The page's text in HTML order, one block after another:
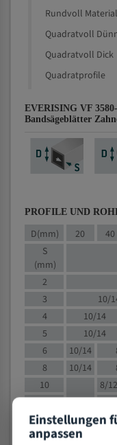
Rundvoll
Quadratvoll
Quadratvoll Dick
Quadratprofile
EVERISING VF
Bandsägeblätter
PROFILE UND
D(mm) 20 40
S
(mm)
2
3
10/
4
10/14
5
10/14
6
10/14
8
10/14
10
8/12
15
8/12
20
Einstellungen
anpassen